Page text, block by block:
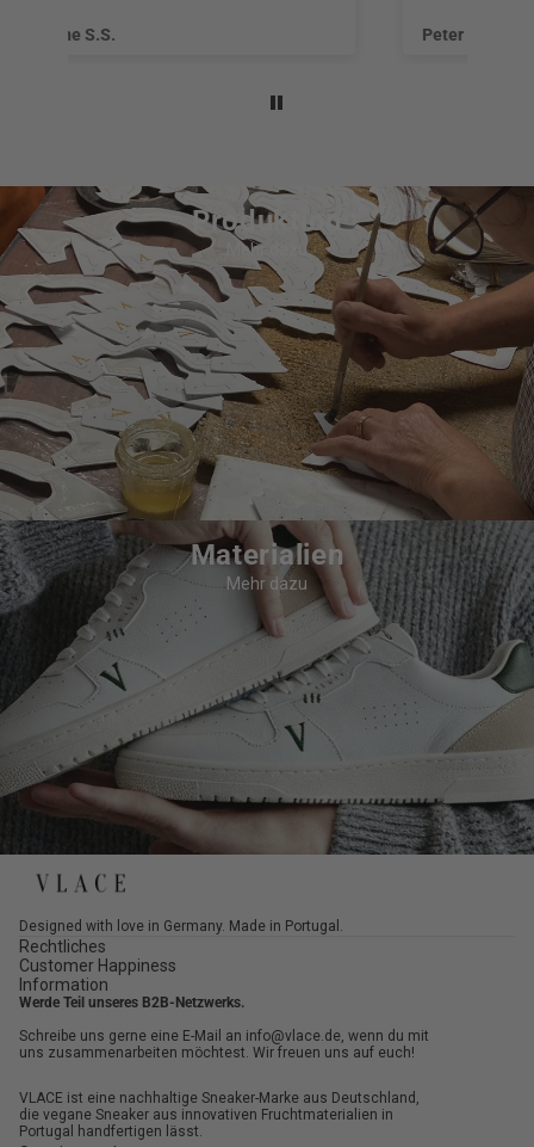
Peter H.
Produktion
Mehr dazu
Materialien
Mehr dazu
Designed with love in Germany. Made in Portugal.
Rechtliches
Customer Happiness
Information
Werde Teil unseres B2B-Netzwerks.
Schreibe uns gerne eine E-Mail an info@vlace.de, wenn du mit
uns zusammenarbeiten möchtest. Wir freuen uns auf euch!
VLACE ist eine nachhaltige Sneaker-Marke aus Deutschland,
die vegane Sneaker aus innovativen Fruchtmaterialien in
Portugal handfertigen lässt.